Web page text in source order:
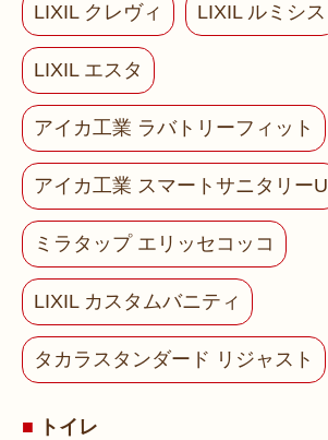
LIXIL クレヴィ LIXIL ルミシス
LIXIL エスタ
アイカ工業 ラバトリーフィット
アイカ工業 スマートサニタリーU
ミラタップ エリッセコッコ
LIXIL カスタムバニティ
タカラスタンダード リジャスト
トイレ